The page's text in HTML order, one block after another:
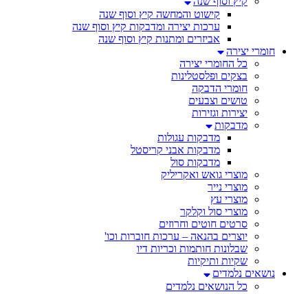
קישוט והמחשה קיץ וסוף שנה
ערכות יצירה ומדבקות קיץ וסוף שנה
אביזרים ומתנות קיץ וסוף שנה
חומרי יצירה
כל החומרי יצירה
בצקים ופלסטלינות
חומרי הדבקה
טושים וצבעים
יצירות וגזירות
מדבקות
מדבקות עגולות
מדבקות אבני קריסטל
מדבקות סול
מוצרי גואש ואקריליק
מוצרי נייר
מוצרי עץ
מוצרי סול וקלקר
סרטים חוטים וחרוזים
יוצרים בהנאה – ערכות חוברות וכו'
שבלונות חותמות וכריות דיו
שקיות ותיקיות
נושאים נלמדים
כל הנושאים נלמדים